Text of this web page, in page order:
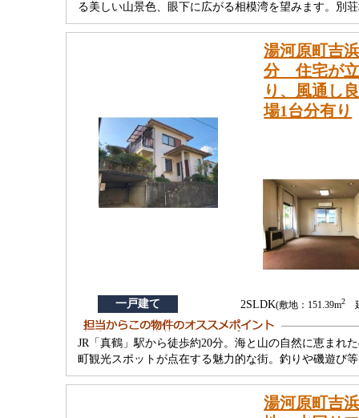
る美しい山景色、眼下に広がる相模湾を望みます。別
湯河原町吉
分 住宅が
り、風通し
場1台分有り
一戸建て 2SLDK(敷地：151.39m2
JR「真鶴」駅から徒歩約20分。海と山の自然に恵まれ
町観光スポットが点在する魅力的な街。釣りや磯遊び
湯河原町吉